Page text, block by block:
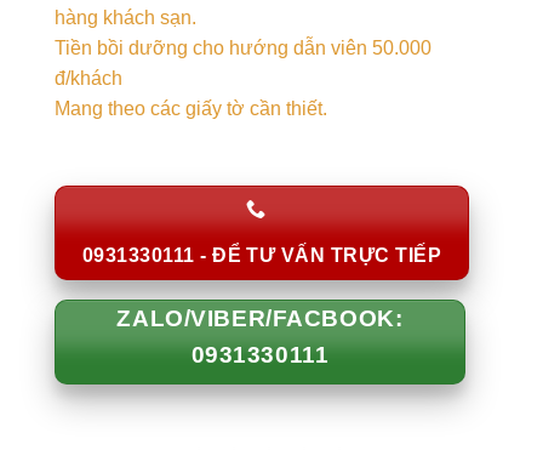
hàng khách sạn.
Tiền bồi dưỡng cho hướng dẫn viên 50.000
đ/khách
Mang theo các giấy tờ cần thiết.
0931330111 - ĐỂ TƯ VẤN TRỰC TIẾP
ZALO/VIBER/FACBOOK:
0931330111